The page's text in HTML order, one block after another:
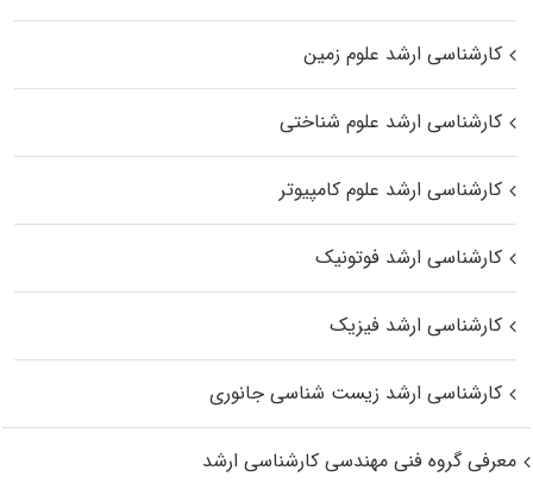
کارشناسی ارشد علوم زمین
کارشناسی ارشد علوم شناختی
کارشناسی ارشد علوم کامپیوتر
کارشناسی ارشد فوتونیک
کارشناسی ارشد فیزیک
کارشناسی ارشد زیست‌ شناسی جانوری
معرفی گروه فنی مهندسی کارشناسی ارشد